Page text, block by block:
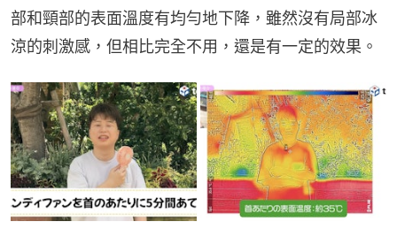
部和頸部的表面溫度有均勻地下降，雖然沒有局部冰
涼的刺激感，但相比完全不用，還是有一定的效果。